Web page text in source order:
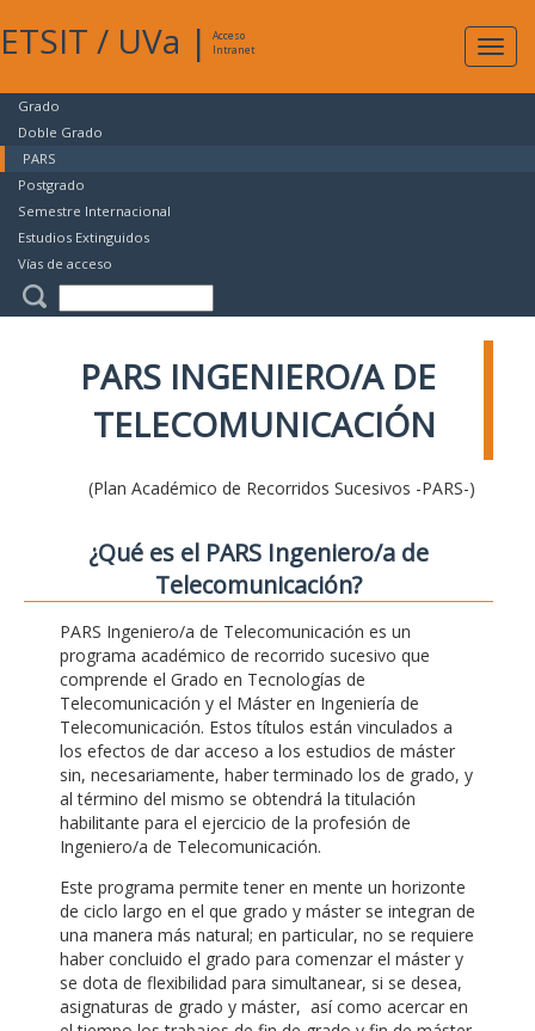
ETSIT / UVa |
Acceso
Intranet
Grado
Doble Grado
PARS
Postgrado
Semestre Internacional
Estudios Extinguidos
Vías de acceso
PARS INGENIERO/A DE
TELECOMUNICACIÓN
(Plan Académico de Recorridos Sucesivos -PARS-)
¿Qué es el PARS Ingeniero/a de
Telecomunicación?
PARS Ingeniero/a de Telecomunicación es un
programa académico de recorrido sucesivo que
comprende el Grado en Tecnologías de
Telecomunicación y el Máster en Ingeniería de
Telecomunicación. Estos títulos están vinculados a
los efectos de dar acceso a los estudios de máster
sin, necesariamente, haber terminado los de grado, y
al término del mismo se obtendrá la titulación
habilitante para el ejercicio de la profesión de
Ingeniero/a de Telecomunicación.
Este programa permite tener en mente un horizonte
de ciclo largo en el que grado y máster se integran de
una manera más natural; en particular, no se requiere
haber concluido el grado para comenzar el máster y
se dota de flexibilidad para simultanear, si se desea,
asignaturas de grado y máster, así como acercar en